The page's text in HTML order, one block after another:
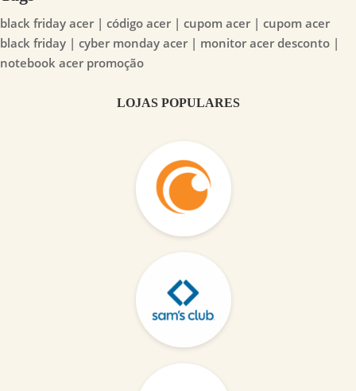
black friday acer | código acer | cupom acer | cupom acer
black friday | cyber monday acer | monitor acer desconto |
notebook acer promoção
LOJAS POPULARES